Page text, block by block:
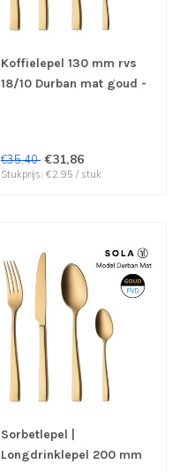
Koffielepel 130 mm rvs
18/10 Durban mat goud -
€35,40 €31,86
Stukprijs: €2,95 / stuk
Sorbetlepel |
Longdrinklepel 200 mm